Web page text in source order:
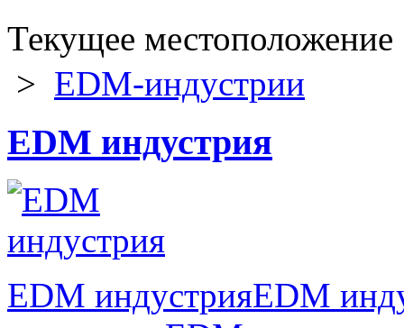
Текущее местоположение
> EDM-индустрии
EDM индустрия
EDM индустрияEDM